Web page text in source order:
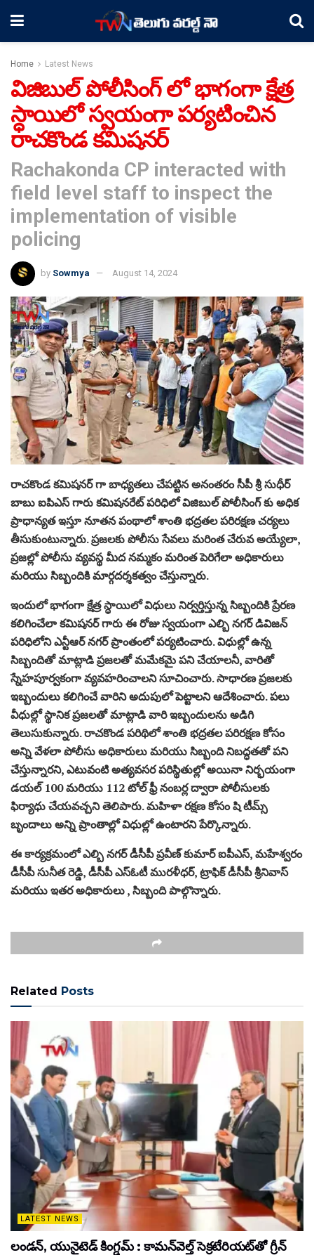
Home Latest News
విజిబుల్ పోలీసింగ్ లో భాగంగా క్షేత్ర
స్ధాయిలో స్వయంగా పర్యటించిన
రాచకొండ కమిషనర్
Rachakonda CP interacted with
field level staff to inspect the
implementation of visible
policing
by Sowmya August 14, 2024
రాచకొండ కమిషనర్ గా బాధ్యతలు చేపట్టిన అనంతరం సీపీ శ్రీ సుధీర్
బాబు ఐపిఎస్ గారు కమిషనరేట్ పరిధిలో విజిబుల్ పోలీసింగ్ కు అధిక
ప్రాధాన్యత ఇస్తూ నూతన పంథాలో శాంతి భద్రతల పరిరక్షణ చర్యలు
తీసుకుంటున్నారు. ప్రజలకు పోలీసు సేవలు మరింత చేరువ అయ్యేలా,
ప్రజల్లో పోలీసు వ్యవస్థ మీద నమ్మకం మరింత పెరిగేలా అధికారులు
మరియు సిబ్బందికి మార్గదర్శకత్వం చేస్తున్నారు.
ఇందులో భాగంగా క్షేత్ర స్ధాయిలో విధులు నిర్వర్తిస్తున్న సిబ్బందికి ప్రేరణ
కలిగించేలా కమిషనర్ గారు ఈ రోజు స్వయంగా ఎల్బి నగర్ డివిజన్
పరిధిలోని ఎన్టీఆర్ నగర్ ప్రాంతంలో పర్యటించారు. విధుల్లో ఉన్న
సిబ్బందితో మాట్లాడి ప్రజలతో మమేకమై పని చేయాలనీ, వారితో
స్నేహపూర్వకంగా వ్యవహరించాలని సూచించారు. సాధారణ ప్రజలకు
ఇబ్బందులు కలిగించే వారిని అదుపులో పెట్టాలని ఆదేశించారు. పలు
వీధుల్లో స్థానిక ప్రజలతో మాట్లాడి వారి ఇబ్బందులను అడిగి
తెలుసుకున్నారు. రాచకొండ పరిథిలో శాంతి భద్రతల పరిరక్షణ కోసం
అన్ని వేళలా పోలీసు అధికారులు మరియు సిబ్బంది నిబద్ధతతో పని
చేస్తున్నారని, ఎటువంటి అత్యవసర పరిస్థితుల్లో అయినా నిర్భయంగా
డయల్ 100 మరియు 112 టోల్ ఫ్రీ నంబర్ల ద్వారా పోలీసులకు
ఫిర్యాధు చేయవచ్చని తెలిపారు. మహిళా రక్షణ కోసం షి టీమ్స్
బృందాలు అన్ని ప్రాంతాల్లో విధుల్లో ఉంటారని పేర్కొన్నారు.
ఈ కార్యక్రమంలో ఎల్బి నగర్ డీసీపీ ప్రవీణ్ కుమార్ ఐపీఎస్, మహేశ్వరం
డీసీపీ సునీత రెడ్డి, డీసీపీ ఎస్ఓటీ మురళీధర్, ట్రాఫిక్ డీసీపీ శ్రీనివాస్
మరియు ఇతర అధికారులు , సిబ్బంది పాల్గొన్నారు.
Related Posts
LATEST NEWS
లండన్, యునైటెడ్ కింగ్డమ్ : కామన్‌వెల్త్ సెక్రటేరియట్‌తో గ్రీన్